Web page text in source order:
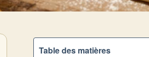
Table des matières